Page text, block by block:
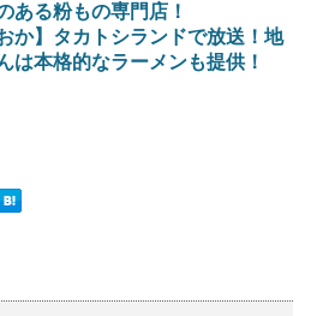
ある粉もの専門店！
か】タカトシランドで放送！地
は本格的なラーメンも提供！